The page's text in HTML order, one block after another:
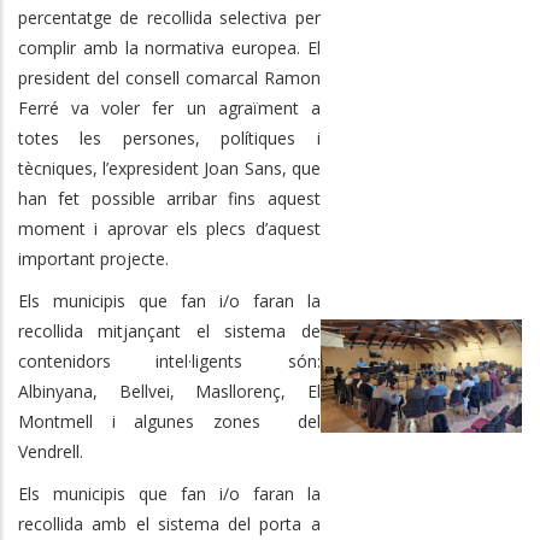
percentatge de recollida selectiva per
complir amb la normativa europea. El
president del consell comarcal Ramon
Ferré va voler fer un agraïment a
totes les persones, polítiques i
tècniques, l’expresident Joan Sans, que
han fet possible arribar fins aquest
moment i aprovar els plecs d’aquest
important projecte.
Els municipis que fan i/o faran la
recollida mitjançant el sistema de
contenidors intel·ligents són:
Albinyana, Bellvei, Masllorenç, El
Montmell i algunes zones del
Vendrell.
Els municipis que fan i/o faran la
recollida amb el sistema del porta a